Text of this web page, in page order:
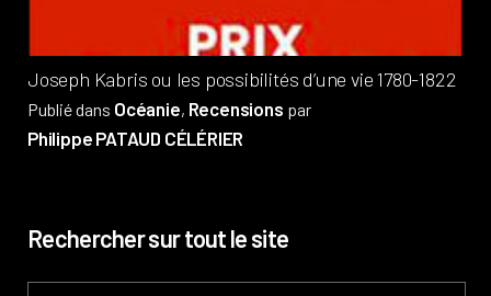
Joseph Kabris ou les possibilités d’une vie 1780-1822
Publié dans Océanie, Recensions par
Philippe PATAUD CÉLÉRIER
Rechercher sur tout le site